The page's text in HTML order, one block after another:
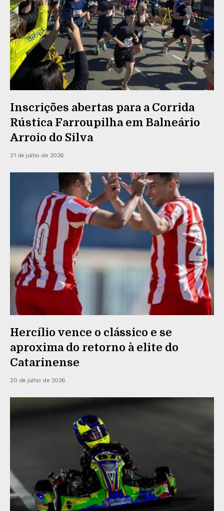
Inscrições abertas para a Corrida
Rústica Farroupilha em Balneário
Arroio do Silva
21 de julho de 2026
Hercílio vence o clássico e se
aproxima do retorno à elite do
Catarinense
20 de julho de 2026